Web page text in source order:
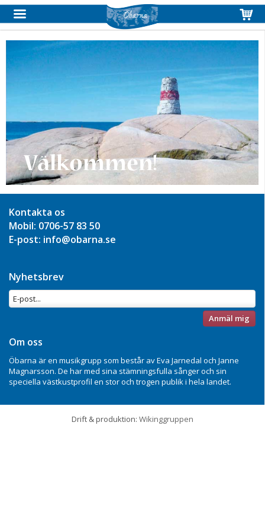
Produkten har blivit tillagd i varukorgen
Välkommen!
Kontakta os
Mobil: 0706-57 83 50
E-post: info@obarna.se
Nyhetsbrev
Anmäl mig
Om oss
Öbarna är en musikgrupp som består av Eva Jarnedal och Janne
Magnarsson. De har med sina stämningsfulla sånger och sin
speciella västkustprofil en stor och trogen publik i hela landet.
Drift & produktion: Wikinggruppen